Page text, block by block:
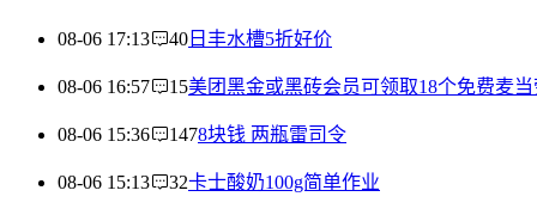
08-06 17:13 40 日丰水槽5折好价
08-06 16:57 15美团黑金或黑砖会员可领取18个免费麦
08-06 15:36 1478块钱 两瓶雷司令
08-06 15:13 32卡士酸奶100g简单作业